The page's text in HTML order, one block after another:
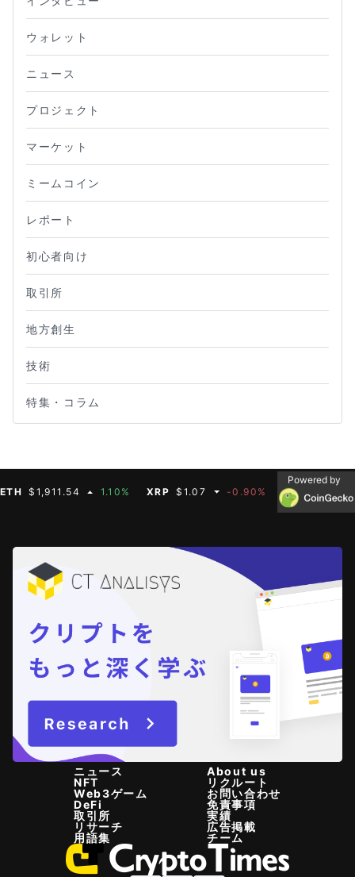
ウォレット
ニュース
プロジェクト
マーケット
ミームコイン
レポート
初心者向け
取引所
地方創生
技術
特集・コラム
$1,911.54 1.10% XRP $1.07 -0.90% BNB $600.32
Powered by
ニュース
NFT
Web3ゲーム
DeFi
取引所
リサーチ
用語集
About us
リクルート
お問い合わせ
免責事項
実績
広告掲載
チーム